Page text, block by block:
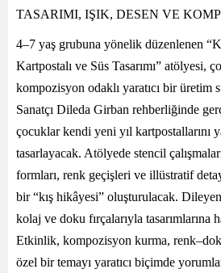
TASARIMI, IŞIK, DESEN VE
4–7 yaş grubuna yönelik düzenlenen
Kartpostalı ve Süs Tasarımı” atölyesi,
kompozisyon odaklı yaratıcı bir üretim
Sanatçı Dileda Girban rehberliğinde
çocuklar kendi yeni yıl kartpostallarını
tasarlayacak. Atölyede stencil
formları, renk geçişleri ve illüstratif
bir “kış hikâyesi” oluşturulacak.
kolaj ve doku fırçalarıyla tasarımlarına
Etkinlik, kompozisyon kurma,
özel bir temayı yaratıcı biçimde